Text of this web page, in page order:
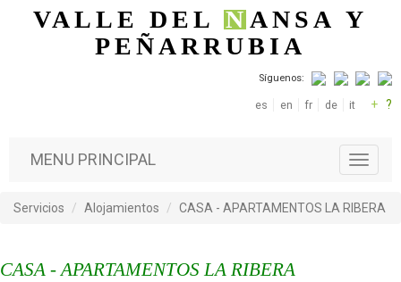
Pasar al contenido principal
VALLE DELNANSA Y
PEÑARRUBIA
Síguenos:
es en fr de it + ?
T
o
g
MENU PRINCIPAL
Servicios Alojamientos CASA - APARTAMENTOS LA RIBERA
CASA - APARTAMENTOS LA RIBERA